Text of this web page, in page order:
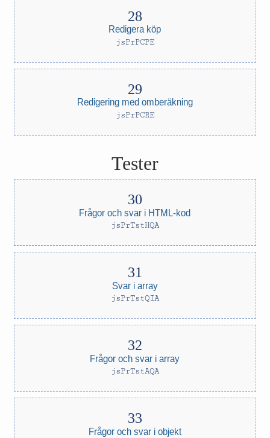
Redigera köp
jsPrPCPE
Redigering med omberäkning
jsPrPCRE
Tester
Frågor och svar i HTML-kod
jsPrTstHQA
Svar i array
jsPrTstQIA
Frågor och svar i array
jsPrTstAQA
Frågor och svar i objekt